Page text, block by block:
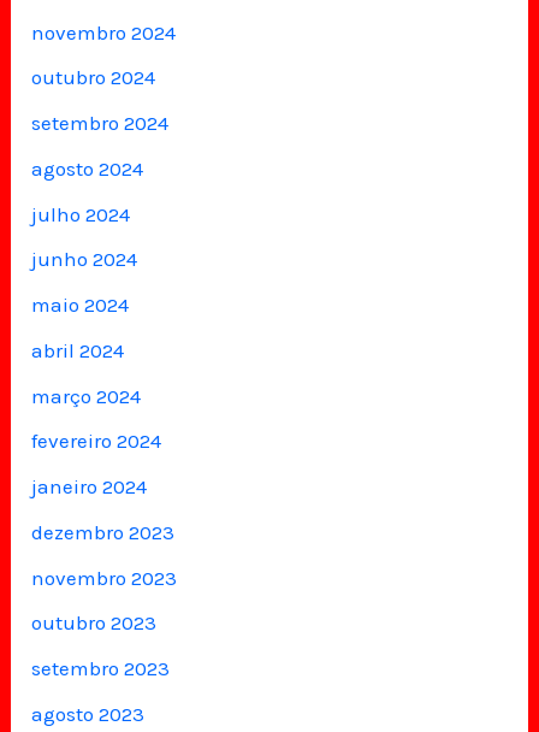
novembro 2024
outubro 2024
setembro 2024
agosto 2024
julho 2024
junho 2024
maio 2024
abril 2024
março 2024
fevereiro 2024
janeiro 2024
dezembro 2023
novembro 2023
outubro 2023
setembro 2023
agosto 2023